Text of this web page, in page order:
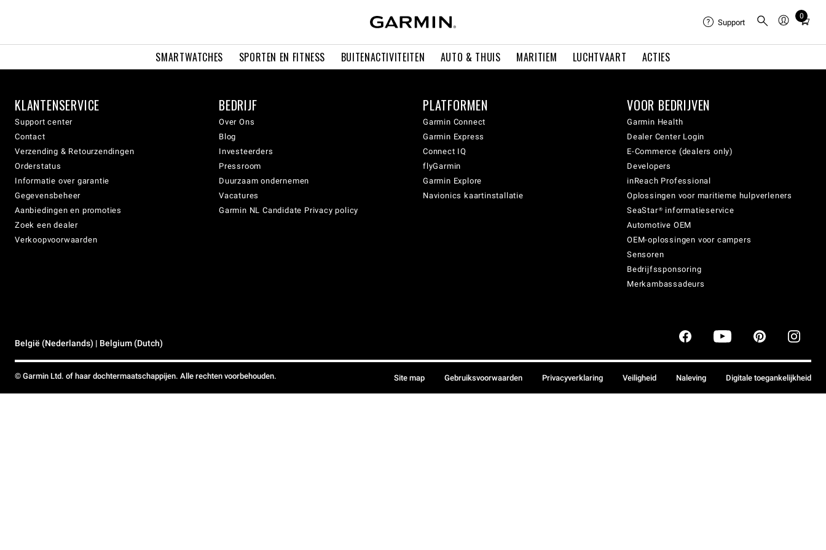
SMARTWATCHES SPORTEN EN FITNESS BUITENACTIVITEITEN AUTO & THUIS MARITIEM LUCHTVAART ACTIES
Support
0
Total
cart:
KLANTENSERVICE
Support center
Contact
Verzending & Retourzendingen
Orderstatus
Informatie over garantie
Gegevensbeheer
Aanbiedingen en promoties
Zoek een dealer
Verkoopvoorwaarden
BEDRIJF
Over Ons
Blog
Investeerders
Pressroom
Duurzaam ondernemen
Vacatures
Garmin NL Candidate Privacy policy
PLATFORMEN
Garmin Connect
Garmin Express
Connect IQ
flyGarmin
Garmin Explore
Navionics kaartinstallatie
VOOR BEDRIJVEN
Garmin Health
Dealer Center Login
E-Commerce (dealers only)
Developers
inReach Professional
Oplossingen voor maritieme hulpverleners
SeaStar® informatieservice
Automotive OEM
OEM-oplossingen voor campers
Sensoren
Bedrijfssponsoring
Merkambassadeurs
België (Nederlands) | Belgium (Dutch)
© Garmin Ltd. of haar dochtermaatschappijen. Alle rechten voorbehouden. Site map Gebruiksvoorwaarden Privacyverklaring Veiligheid Naleving Digitale toegankelijkheid